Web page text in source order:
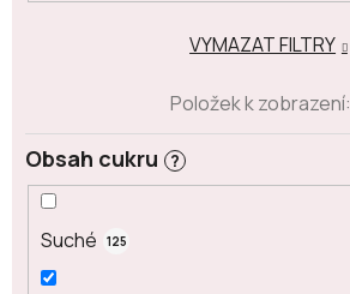
Obsah cukru ?
Suché 125
VYMAZAT FILTRY
Položek k zobrazení: